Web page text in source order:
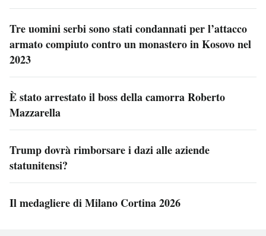
Tre uomini serbi sono stati condannati per l’attacco
armato compiuto contro un monastero in Kosovo nel
2023
È stato arrestato il boss della camorra Roberto
Mazzarella
Trump dovrà rimborsare i dazi alle aziende
statunitensi?
Il medagliere di Milano Cortina 2026